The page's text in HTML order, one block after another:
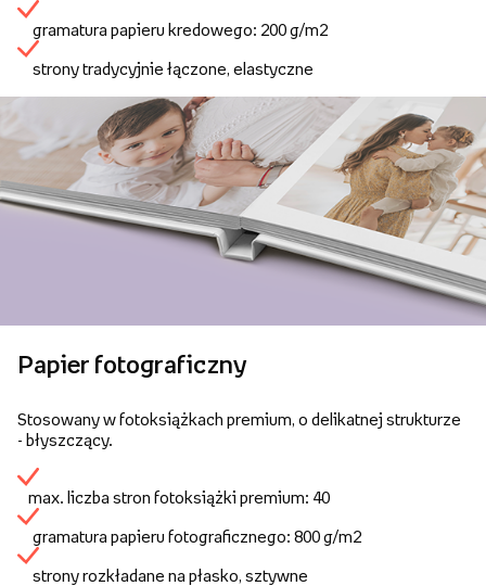
gramatura papieru kredowego: 200 g/m2
strony tradycyjnie łączone, elastyczne
Papier fotograficzny
Stosowany w fotoksiążkach premium, o delikatnej strukturze
- błyszczący.
max. liczba stron fotoksiążki premium: 40
gramatura papieru fotograficznego: 800 g/m2
strony rozkładane na płasko, sztywne